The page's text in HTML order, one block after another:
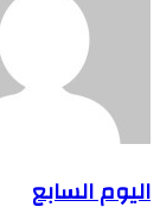
اليوم السابع